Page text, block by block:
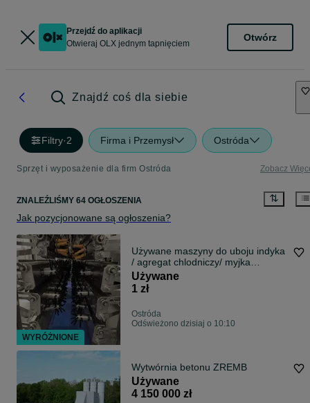
Przejdź do aplikacji
Otwieraj OLX jednym tapnięciem
Otwórz
Znajdź coś dla siebie
Filtry·2 Firma i Przemysł Ostróda
Sprzęt i wyposażenie dla firm Ostróda Zobacz
ZNALEŹLIŚMY 64 OGŁOSZENIA
Jak pozycjonowane są ogłoszenia?
Używane maszyny do uboju indyka
/ agregat chlodniczy/ myjka
pojemników
Używane
1 zł
Ostróda
Odświeżono dzisiaj o 10:10
Wytwórnia betonu ZREMB
Używane
4 150 000 zł
WYRÓŻNIONE